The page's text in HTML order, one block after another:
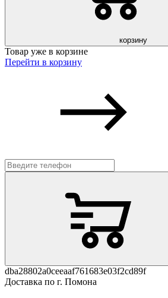
корзину
Товар уже в корзине
Перейти в корзину
dba28802a0ceeaaf761683e03f2cd89f
Доставка по г. Помона